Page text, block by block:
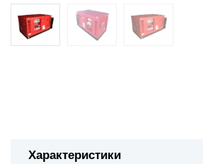
Характеристики